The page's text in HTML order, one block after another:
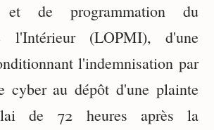
et de programmation du
l'Intérieur (LOPMI), d'une
l'indemnisation par
cyber au dépôt d'une plainte
de 72 heures après la